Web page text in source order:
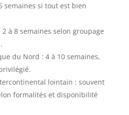
semaines si tout est bien
à 8 semaines selon groupage
du Nord : 4 à 10 semaines,
lointain : souvent
formalités et disponibilité